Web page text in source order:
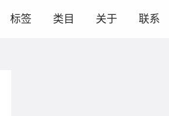
标签 类目 关于 联系